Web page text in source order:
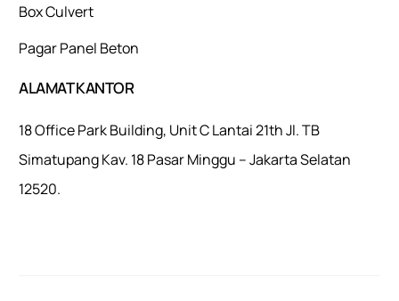
Box Culvert
Pagar Panel Beton
ALAMAT KANTOR
18 Office Park Building, Unit C Lantai 21th Jl. TB
Simatupang Kav. 18 Pasar Minggu – Jakarta Selatan
12520.